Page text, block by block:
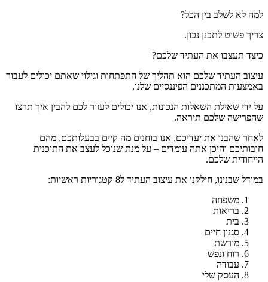
למה לא לשלב בין הכל?
צריך פשוט לתכנן נכון.
כיצד תעצבו את העתיד שלכם?
עיצוב העתיד שלכם הוא תהליך של התפתחות וגילוי שאתם יכולים לעבור
באמצעות המתכננים הפיננסיים שלנו.
על ידי שאילת השאלות הנכונות, אנו יכולים לעזור לכם להבין איך תרצו
שהפרישה שלכם תיראה.
לאחר שהבנו את יעדיכם, אנו בוחנים מה קיים בבעלותכם, מהם
חובותיכם והיכן אתה עומדים – על מנת שנוכל לעצב את התוכנית
הייחודית שלכם.
במודל שבנינו, חילקנו את עיצוב העתיד ל8 קטגוריות ראשיות:
משפחה
בריאות
בית
סגנון חיים
מורשת
רוח ונפש
עבודה
העסק שלי